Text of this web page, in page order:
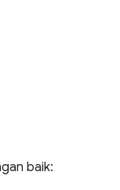
baik: